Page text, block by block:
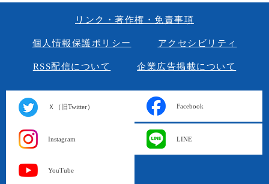
リンク・著作権・免責事項
個人情報保護ポリシー アクセシビリティ
RSS配信について 企業広告掲載について
Ｘ（旧Twitter） Facebook
Instagram LINE
YouTube